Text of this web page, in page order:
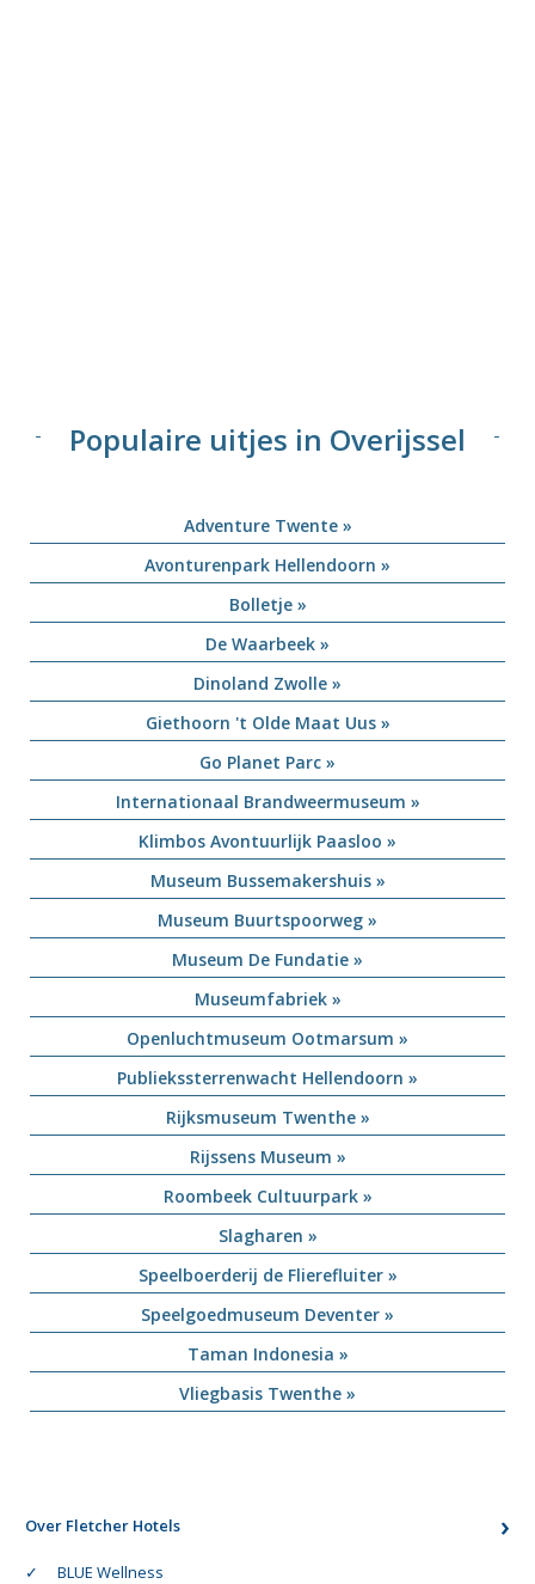
Populaire uitjes in Overijssel
Adventure Twente »
Avonturenpark Hellendoorn »
Bolletje »
De Waarbeek »
Dinoland Zwolle »
Giethoorn 't Olde Maat Uus »
Go Planet Parc »
Internationaal Brandweermuseum »
Klimbos Avontuurlijk Paasloo »
Museum Bussemakershuis »
Museum Buurtspoorweg »
Museum De Fundatie »
Museumfabriek »
Openluchtmuseum Ootmarsum »
Publiekssterrenwacht Hellendoorn »
Rijksmuseum Twenthe »
Rijssens Museum »
Roombeek Cultuurpark »
Slagharen »
Speelboerderij de Flierefluiter »
Speelgoedmuseum Deventer »
Taman Indonesia »
Vliegbasis Twenthe »
Over Fletcher Hotels
BLUE Wellness